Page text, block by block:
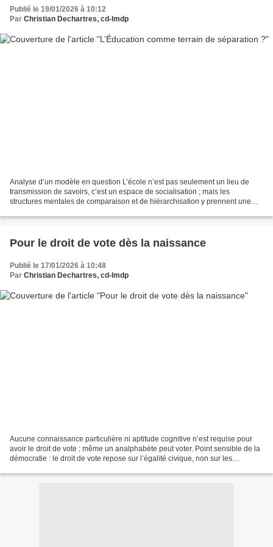
Publié le 19/01/2026 à 10:12
Par Christian Dechartres, cd-lmdp
Analyse d’un modèle en question L’école n’est pas seulement un lieu de
transmission de savoirs, c’est un espace de socialisation ; mais les
structures mentales de comparaison et de hiérarchisation y prennent une
Pour le droit de vote dès la naissance
Publié le 17/01/2026 à 10:48
Par Christian Dechartres, cd-lmdp
Aucune connaissance particulière ni aptitude cognitive n’est requise pour
avoir le droit de vote ; même un analphabète peut voter. Point sensible de la
démocratie : le droit de vote repose sur l’égalité civique, non sur les